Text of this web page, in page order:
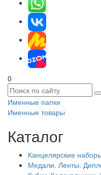
0
Именные папки
Именные товары
Каталог
Канцелярские
Медали. Ленты.